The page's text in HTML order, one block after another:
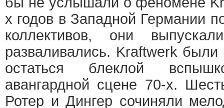
х годов в Западной Германии
коллективов, они
разваливались. Kraftwerk были
остаться блеклой
авангардной сцене 70-х.
Ротер и Дингер сочиняли